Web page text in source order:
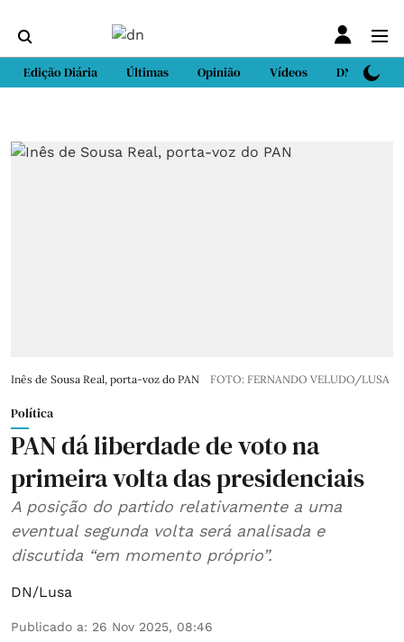
Edição Diária Últimas Opinião Vídeos DN Sport
Inês de Sousa Real, porta-voz do PAN FOTO: FERNANDO VELUDO/LUSA
Política
PAN dá liberdade de voto na
primeira volta das presidenciais
A posição do partido relativamente a uma
eventual segunda volta será analisada e
discutida “em momento próprio”.
DN/Lusa
Publicado a: 26 Nov 2025, 08:46